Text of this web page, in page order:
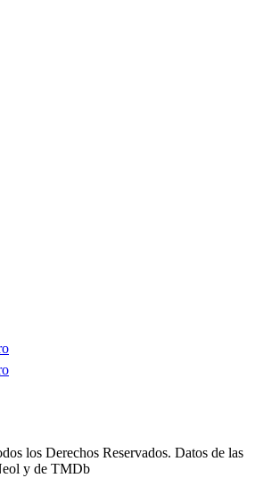
los Derechos Reservados. Datos de las
y de TMDb